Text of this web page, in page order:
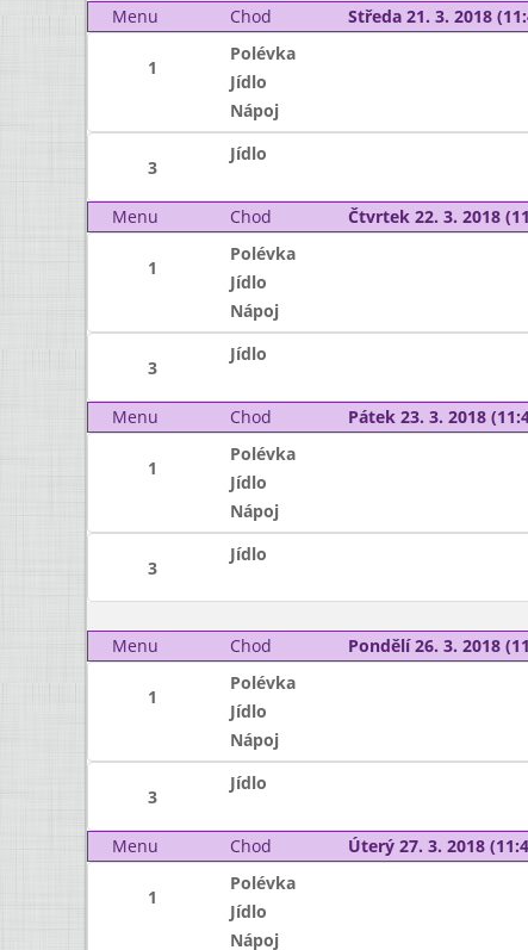
Menu Chod Středa 21. 3. 2018
1
Polévka
Jídlo
Nápoj
3
Jídlo
Menu Chod Čtvrtek 22. 3. 2018
1
Polévka
Jídlo
Nápoj
3
Jídlo
Menu Chod Pátek 23. 3. 2018
1
Polévka
Jídlo
Nápoj
3
Jídlo
Menu
Chod Pondělí 26. 3. 2018
1
Polévka
Jídlo
Nápoj
3
Jídlo
Menu Chod Úterý 27. 3. 2018
1
Polévka
Jídlo
Nápoj